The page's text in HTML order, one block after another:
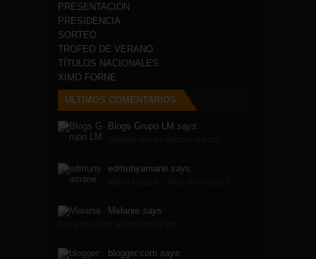
PRESENTACIÓN
PRESIDENCIA
SORTEO
TROFEO DE VERANO
TÍTULOS NACIONALES
XIMO FORNE
ÚLTIMOS COMENTARIOS
Blogs Grupo LM says:
edmunyamane says:
Melanie says:
blogger.com says: